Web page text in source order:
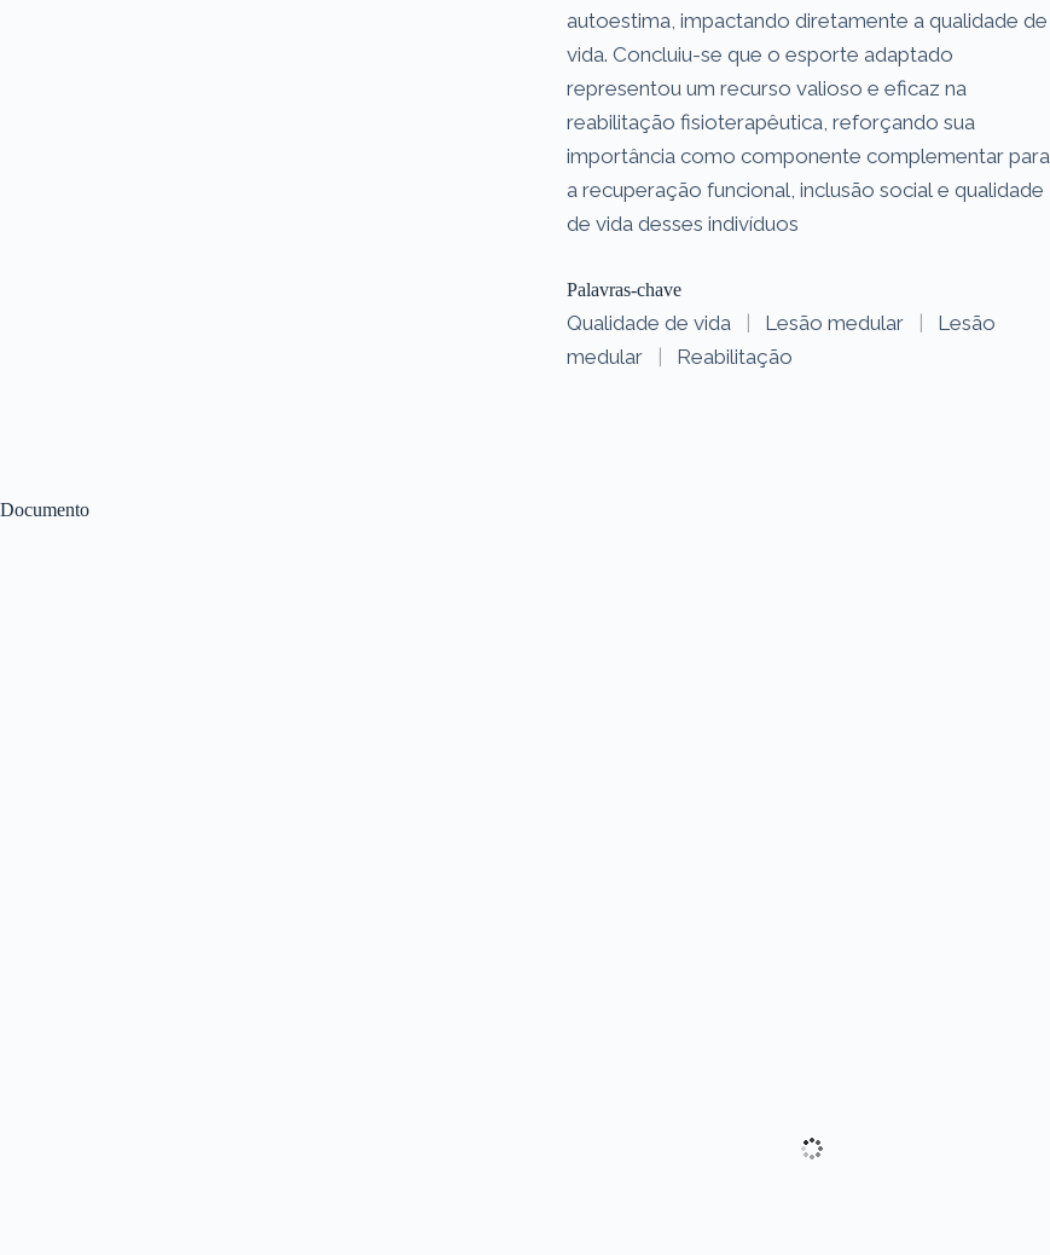
Documento
autoestima, impactando diretamente a qualidade de
vida. Concluiu-se que o esporte adaptado
representou um recurso valioso e eficaz na
reabilitação fisioterapêutica, reforçando sua
importância como componente complementar para
a recuperação funcional, inclusão social e qualidade
de vida desses indivíduos
Palavras-chave
Qualidade de vida | Lesão medular |
Lesão
medular
| Reabilitação